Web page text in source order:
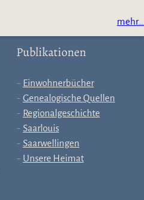
mehr…
Publikationen
Einwohnerbücher
Genealogische Quellen
Regionalgeschichte
Saarlouis
Saarwellingen
Unsere Heimat